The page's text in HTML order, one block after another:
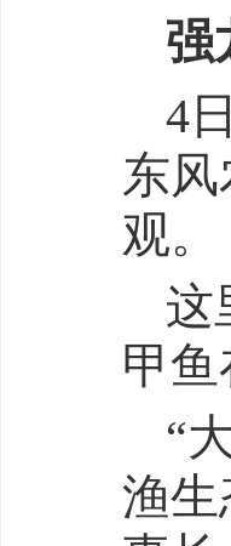
强
4
东
观。
这
甲
“
渔生